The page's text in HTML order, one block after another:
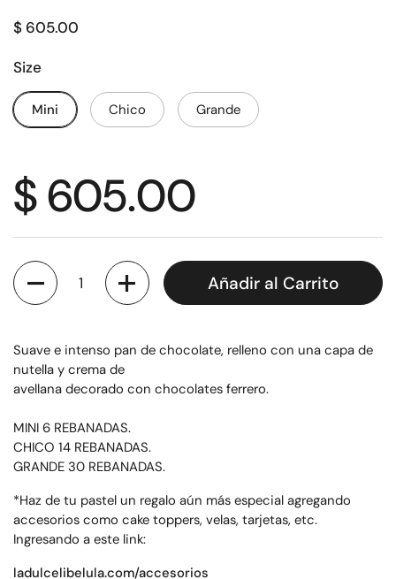
$ 605.00
Size
Mini Chico Grande
$ 605.00
Cantidad
Añadir al Carrito
Suave e intenso pan de chocolate, relleno con una capa de
nutella y crema de
avellana decorado con chocolates ferrero.
MINI 6 REBANADAS.
CHICO 14 REBANADAS.
GRANDE 30 REBANADAS.
*Haz de tu pastel un regalo aún más especial agregando
accesorios como cake toppers, velas, tarjetas, etc.
Ingresando a este link:
ladulcelibelula.com/accesorios